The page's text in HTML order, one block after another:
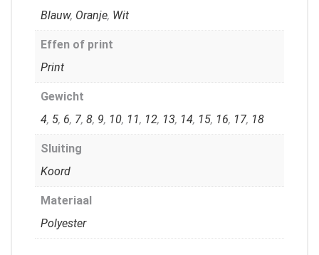
Blauw, Oranje, Wit
Effen of print
Print
Gewicht
4, 5, 6, 7, 8, 9, 10, 11, 12, 13, 14, 15, 16, 17, 18
Sluiting
Koord
Materiaal
Polyester